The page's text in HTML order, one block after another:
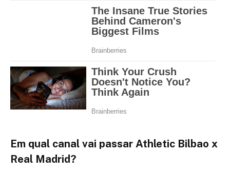
Em qual canal vai passar Athletic Bilbao x
Real Madrid?